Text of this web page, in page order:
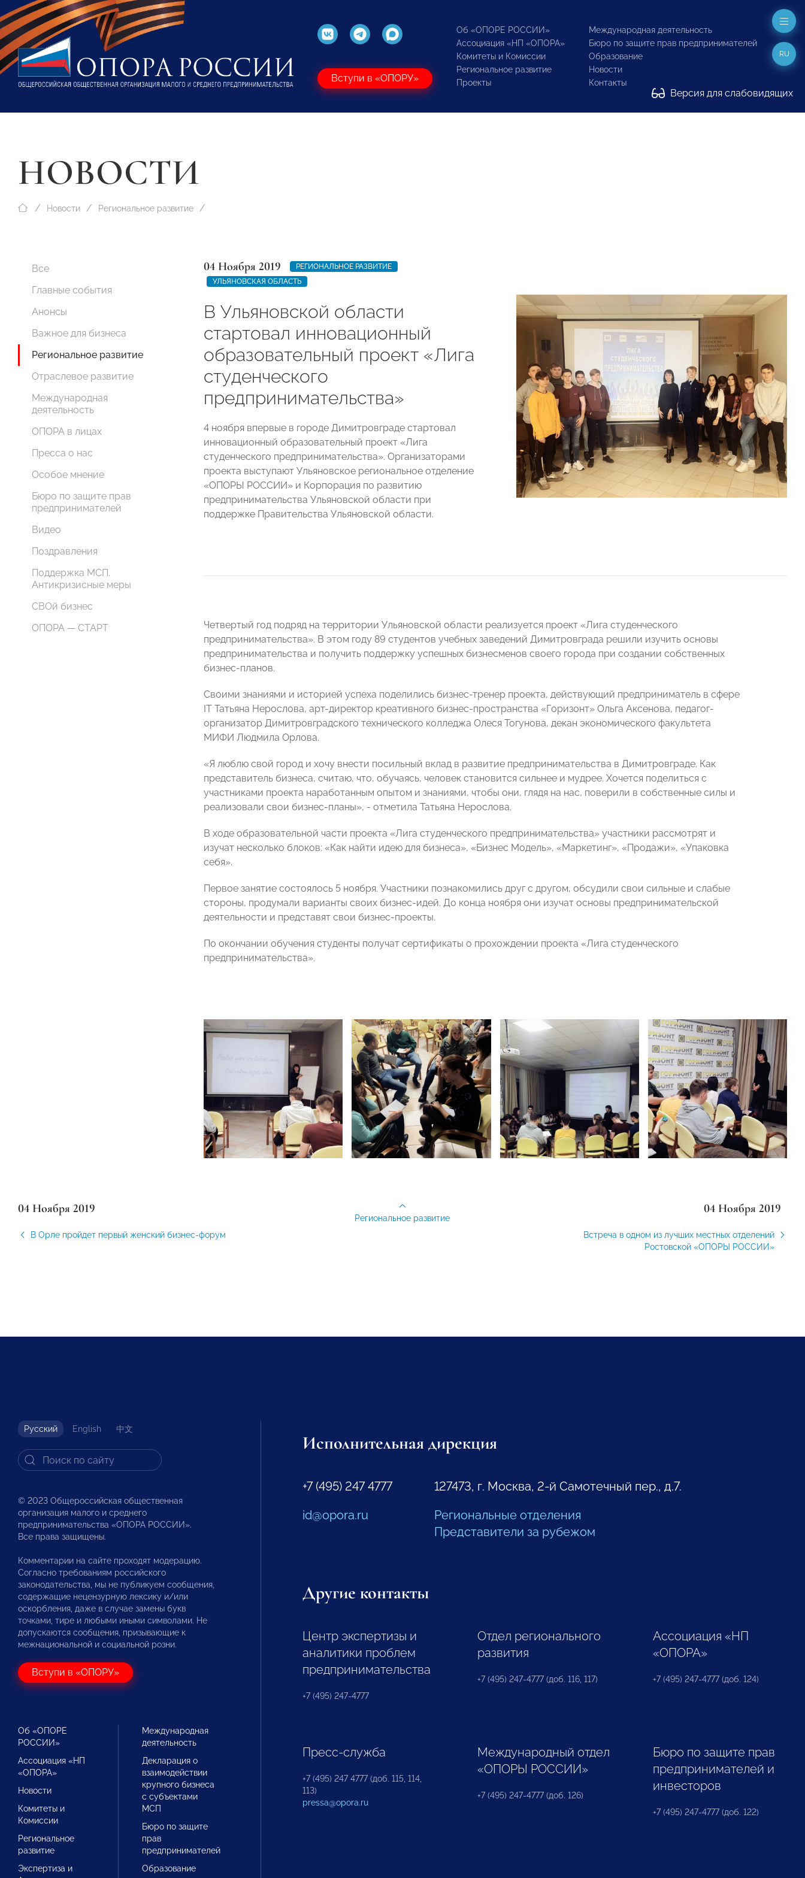
Вступи в «ОПОРУ»
Об «ОПОРЕ РОССИИ»
Ассоциация «НП «ОПОРА»
Комитеты и Комиссии
Региональное развитие
Проекты
Международная деятельность
Бюро по защите прав предпринимателей
Образование
Новости
Контакты
Версия для слабовидящих
RU
НОВОСТИ
Новости Региональное развитие
Все
Главные события
Анонсы
Важное для бизнеса
Региональное развитие
Отраслевое развитие
Международная
деятельность
ОПОРА в лицах
Пресса о нас
Особое мнение
Бюро по защите прав
предпринимателей
Видео
Поздравления
Поддержка МСП.
Антикризисные меры
СВОй бизнес
ОПОРА — СТАРТ
04 Ноября 2019
РЕГИОНАЛЬНОЕ РАЗВИТИЕ
УЛЬЯНОВСКАЯ ОБЛАСТЬ
В Ульяновской области
стартовал инновационный
образовательный проект «Лига
студенческого
предпринимательства»
4 ноября впервые в городе Димитровграде стартовал
инновационный образовательный проект «Лига
студенческого предпринимательства». Организаторами
проекта выступают Ульяновское региональное отделение
«ОПОРЫ РОССИИ» и Корпорация по развитию
предпринимательства Ульяновской области при
поддержке Правительства Ульяновской области.
Четвертый год подряд на территории Ульяновской области реализуется проект «Лига студенческого
предпринимательства». В этом году 89 студентов учебных заведений Димитровграда решили изучить основы
предпринимательства и получить поддержку успешных бизнесменов своего города при создании собственных
бизнес-планов.
Своими знаниями и историей успеха поделились бизнес-тренер проекта, действующий предприниматель в сфере
IT Татьяна Нерослова, арт-директор креативного бизнес-пространства «Горизонт» Ольга Аксенова, педагог-
организатор Димитровградского технического колледжа Олеся Тогунова, декан экономического факультета
МИФИ Людмила Орлова.
«Я люблю свой город и хочу внести посильный вклад в развитие предпринимательства в Димитровграде. Как
представитель бизнеса, считаю, что, обучаясь, человек становится сильнее и мудрее. Хочется поделиться с
участниками проекта наработанным опытом и знаниями, чтобы они, глядя на нас, поверили в собственные силы и
реализовали свои бизнес-планы», - отметила Татьяна Нерослова.
В ходе образовательной части проекта «Лига студенческого предпринимательства» участники рассмотрят и
изучат несколько блоков: «Как найти идею для бизнеса», «Бизнес Модель», «Маркетинг», «Продажи», «Упаковка
себя».
Первое занятие состоялось 5 ноября. Участники познакомились друг с другом, обсудили свои сильные и слабые
стороны, продумали варианты своих бизнес-идей. До конца ноября они изучат основы предпринимательской
деятельности и представят свои бизнес-проекты.
По окончании обучения студенты получат сертификаты о прохождении проекта «Лига студенческого
предпринимательства».
04 Ноября 2019
В Орле пройдет первый женский бизнес-форум
04 Ноября 2019
Встреча в одном из лучших местных отделений
Ростовской «ОПОРЫ РОССИИ»
Региональное развитие
Русский English 中文
© 2023 Общероссийская общественная
организация малого и среднего
предпринимательства «ОПОРА РОССИИ».
Все права защищены.
Комментарии на сайте проходят модерацию.
Согласно требованиям российского
законодательства, мы не публикуем сообщения,
содержащие нецензурную лексику и/или
оскорбления, даже в случае замены букв
точками, тире и любыми иными символами. Не
допускаются сообщения, призывающие к
межнациональной и социальной розни.
Вступи в «ОПОРУ»
Об «ОПОРЕ
РОССИИ»
Ассоциация «НП
«ОПОРА»
Новости
Комитеты и
Комиссии
Региональное
развитие
Экспертиза и
Международная
деятельность
Декларация о
взаимодействии
крупного бизнеса
с субъектами
МСП
Бюро по защите
прав
предпринимателей
Образование
Исполнительная дирекция
+7 (495) 247 4777
id@opora.ru
127473, г. Москва, 2-й Самотечный пер., д.7.
Региональные отделения
Представители за рубежом
Другие контакты
Центр экспертизы и
аналитики проблем
предпринимательства
+7 (495) 247-4777
Отдел регионального
развития
+7 (495) 247-4777 (доб. 116, 117)
Ассоциация «НП
«ОПОРА»
+7 (495) 247-4777 (доб. 124)
Пресс-служба
+7 (495) 247 4777 (доб. 115, 114,
113)
pressa@opora.ru
Международный отдел
«ОПОРЫ РОССИИ»
+7 (495) 247-4777 (доб. 126)
Бюро по защите прав
предпринимателей и
инвесторов
+7 (495) 247-4777 (доб. 122)